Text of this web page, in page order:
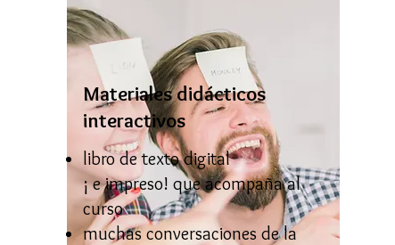
Materiales didácticos
interactivos
libro de texto digital
¡ e impreso! que acompaña al
curso
muchas conversaciones de la